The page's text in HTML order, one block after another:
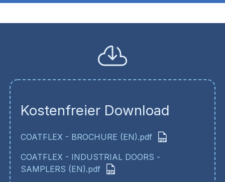
Kostenfreier Download
COATFLEX - BROCHURE (EN).pdf
COATFLEX - INDUSTRIAL DOORS -
SAMPLERS (EN).pdf